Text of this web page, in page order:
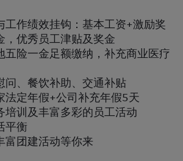
工作绩效挂钩：基本工资+激励奖
，优秀员工津贴及奖金
五险一金足额缴纳，补充商业医疗
问、餐饮补助、交通补贴
法定年假+公司补充年假5天
培训及丰富多彩的员工活动
平衡
富团建活动等你来